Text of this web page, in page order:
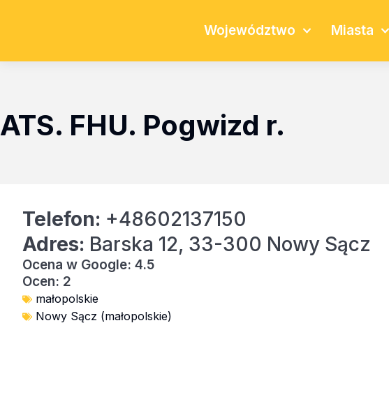
Województwo Miasta
ATS. FHU. Pogwizd r.
Telefon: +48602137150
Adres: Barska 12, 33-300 Nowy Sącz
Ocena w Google: 4.5
Ocen: 2
małopolskie
Nowy Sącz (małopolskie)